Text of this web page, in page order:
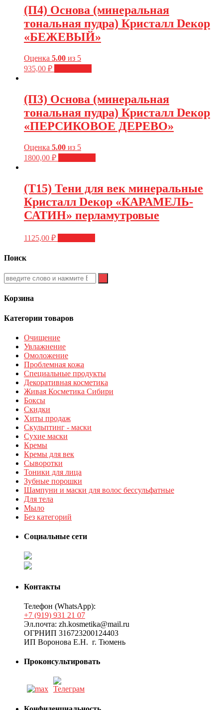
(П4) Основа (минеральная
тональная пудра) Кристалл Dекор
«БЕЖЕВЫЙ»
Оценка 5.00 из 5
935,00 ₽
(П3) Основа (минеральная
тональная пудра) Кристалл Dекор
«ПЕРСИКОВОЕ ДЕРЕВО»
Оценка 5.00 из 5
1800,00 ₽
(Т15) Тени для век минеральные
Кристалл Dекор «КАРАМЕЛЬ-
САТИН» перламутровые
1125,00 ₽
Поиск
Корзина
Категории товаров
Очищение
Увлажнение
Омоложение
Проблемная кожа
Специальные продукты
Декоративная косметика
Живая Косметика Сибири
Боксы
Скидки
Хиты продаж
Скульптинг - маски
Сухие маски
Кремы
Кремы для век
Сыворотки
Тоники для лица
Зубные порошки
Шампуни и маски для волос бессульфатные
Для тела
Мыло
Без категорий
Социальные сети
Контакты
Телефон (WhatsApp):
+7 (919) 931 21 07
Эл.почта: zh.kosmetika@mail.ru
ОГРНИП 316723200124403
ИП Воронова Е.Н. г. Тюмень
Проконсультировать